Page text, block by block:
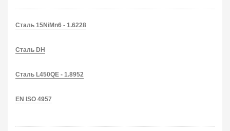
Сталь 15NiMn6 - 1.6228
Сталь DH
Сталь L450QE - 1.8952
EN ISO 4957